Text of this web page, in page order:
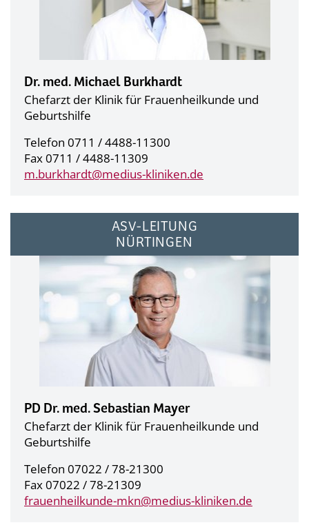
Dr. med. Michael Burkhardt
Chefarzt der Klinik für Frauenheilkunde und
Geburtshilfe
Telefon 0711 / 4488-11300
Fax 0711 / 4488-11309
m.burkhardt@medius-kliniken.de
ASV-LEITUNG
NÜRTINGEN
PD Dr. med. Sebastian Mayer
Chefarzt der Klinik für Frauenheilkunde und
Geburtshilfe
Telefon 07022 / 78-21300
Fax 07022 / 78-21309
frauenheilkunde-mkn@medius-kliniken.de